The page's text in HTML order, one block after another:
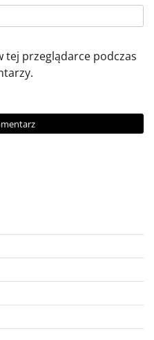
tej przeglądarce podczas